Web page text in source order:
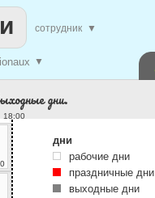
▼
сотрудник ▼
дни.
18:00
дни
рабочие дни
праздничные дни
выходные дни